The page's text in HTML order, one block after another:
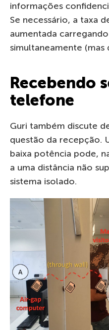
informações
Se necessário, a taxa
aumentada
simultaneamente
Recebendo
telefone
Guri também discute
questão da recepção.
baixa potência pode,
a uma distância não
sistema isolado.